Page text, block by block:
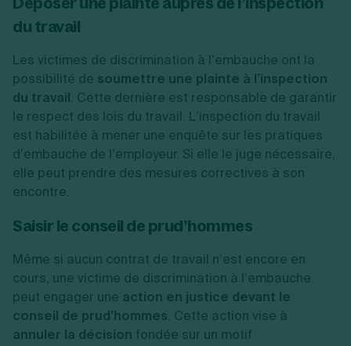
du travail
Les victimes de discrimination à l’embauche ont la
possibilité de soumettre une plainte à l’inspection
du travail. Cette dernière est responsable de garantir
le respect des lois du travail. L’inspection du travail
est habilitée à mener une enquête sur les pratiques
d’embauche de l’employeur. Si elle le juge nécessaire,
elle peut prendre des mesures correctives à son
encontre.
Saisir le conseil de prud’hommes
Même si aucun contrat de travail n’est encore en
cours, une victime de discrimination à l’embauche
peut engager une action en justice devant le
conseil de prud’hommes. Cette action vise à
annuler la décision fondée sur un motif